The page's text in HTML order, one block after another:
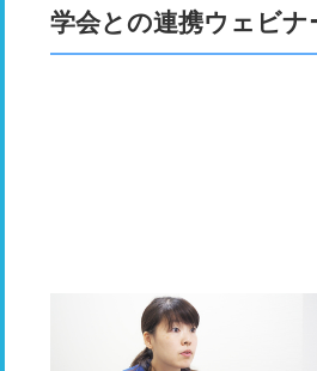
学会との連携ウェビナ